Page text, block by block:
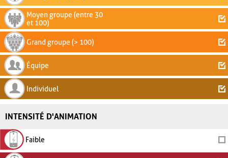
Moyen groupe (entre 30
et 100)
Grand groupe (> 100)
Équipe
Individuel
INTENSITÉ D'ANIMATION
Faible